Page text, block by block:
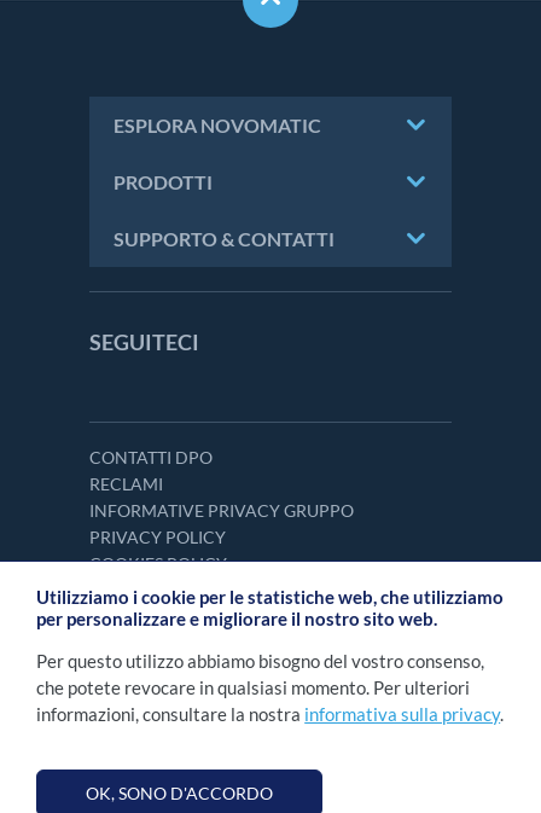
ESPLORA NOVOMATIC
PRODOTTI
SUPPORTO & CONTATTI
SEGUITECI
CONTATTI DPO
RECLAMI
INFORMATIVE PRIVACY GRUPPO
PRIVACY POLICY
COOKIES POLICY
Utilizziamo i cookie per le statistiche web, che utilizziamo
per personalizzare e migliorare il nostro sito web.
Per questo utilizzo abbiamo bisogno del vostro consenso,
che potete revocare in qualsiasi momento. Per ulteriori
informazioni, consultare la nostra informativa sulla privacy.
OK, SONO D'ACCORDO